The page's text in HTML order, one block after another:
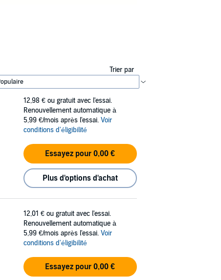
Trier par
12,98 € ou gratuit avec l'essai.
Renouvellement automatique à
5,99 €/mois après l'essai. Voir
conditions d'éligibilité
Essayez pour 0,00 €
Plus d'options d'achat
12,01 € ou gratuit avec l'essai.
Renouvellement automatique à
5,99 €/mois après l'essai. Voir
conditions d'éligibilité
Essayez pour 0,00 €